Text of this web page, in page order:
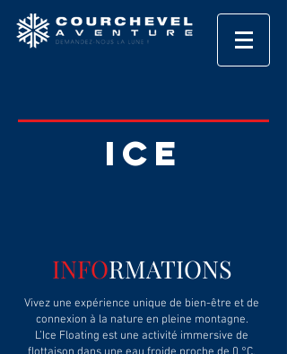
ice
INFORMATIONS
Vivez une expérience unique de bien-être et de
connexion à la nature en pleine montagne.
L’Ice Floating est une activité immersive de